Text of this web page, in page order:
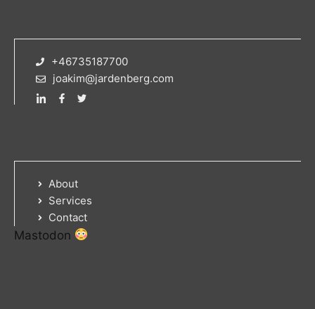
+46735187700
joakim@jardenberg.com
About
Services
Contact
Mastodon